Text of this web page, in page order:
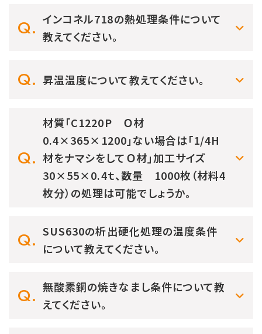
インコネル718の熱処理条件について
教えてください。
昇温温度について教えてください。
材質「C1220P Ｏ材
0.4×365×1200」ない場合は「1/4H
材をナマシをしてＯ材」加工サイズ
30×55×0.4ｔ、数量 1000枚（材料4
枚分）の処理は可能でしょうか。
SUS630の析出硬化処理の温度条件
について教えてください。
無酸素銅の焼きなまし条件について教
えてください。